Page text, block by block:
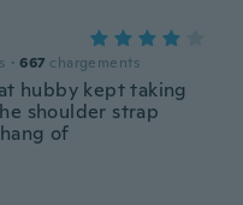
· 667 chargements
hubby kept taking
shoulder strap
of